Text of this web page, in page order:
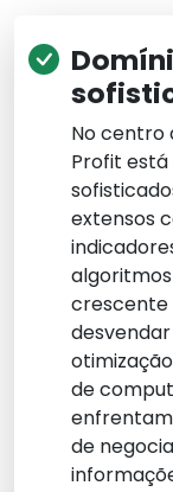
No centro
Profit
extensos
de
de